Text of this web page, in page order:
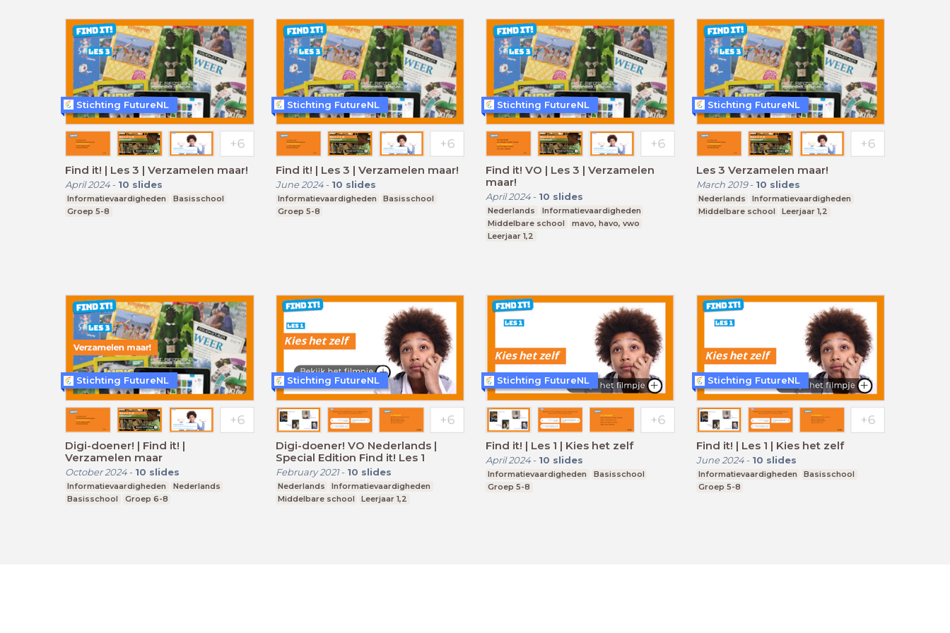
Find it! | Les 3 | Verzamelen maar!
April 2024- 10 slides
Informatievaardigheden
Basisschool
Groep 5-8
Stichting FutureNL
Find it! | Les 3 | Verzamelen maar!
June 2024- 10 slides
Informatievaardigheden
Basisschool
Groep 5-8
Stichting FutureNL
Find it! VO | Les 3 | Verzamelen
maar!
April 2024- 10 slides
Nederlands
Informatievaardigheden
Middelbare school
mavo, havo, vwo
Leerjaar 1,2
Stichting FutureNL
Les 3 Verzamelen maar!
March 2019- 10 slides
Nederlands
Informatievaardigheden
Middelbare school
Leerjaar 1,2
Stichting FutureNL
Digi-doener! | Find it! |
Verzamelen maar
October 2024- 10 slides
Informatievaardigheden
Nederlands
Basisschool
Groep 6-8
Stichting FutureNL
Digi-doener! VO Nederlands |
Special Edition Find it! Les 1
February 2021- 10 slides
Nederlands
Informatievaardigheden
Middelbare school
Leerjaar 1,2
Stichting FutureNL
Find it! | Les 1 | Kies het zelf
April 2024- 10 slides
Informatievaardigheden
Basisschool
Groep 5-8
Stichting FutureNL
Find it! | Les 1 | Kies het zelf
June 2024- 10 slides
Informatievaardigheden
Basisschool
Groep 5-8
Stichting FutureNL